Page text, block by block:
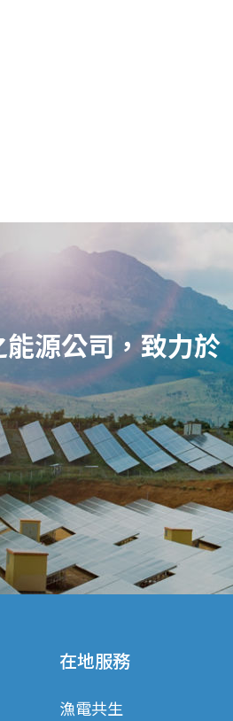
源公司，致力於
在地服務
漁電共生